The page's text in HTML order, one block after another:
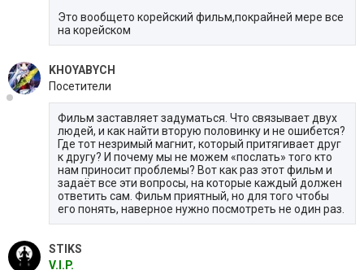
Это вообщето корейский фильм,покрайней мере все
на корейском
KHOYABYCH
Посетители
Фильм заставляет задуматься. Что связывает двух
людей, и как найти вторую половинку и не ошибется?
Где тот незримый магнит, который притягивает друг
к другу? И почему мы не можем «послать» того кто
нам приносит проблемы? Вот как раз этот фильм и
задаёт все эти вопросы, на которые каждый должен
ответить сам. Фильм приятный, но для того чтобы
его понять, наверное нужно посмотреть не один раз.
STIKS
V.I.P.